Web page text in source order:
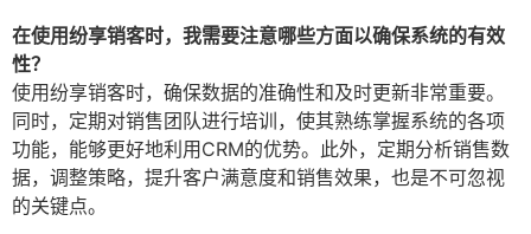
在使用纷享销客时，我需要注意哪些方面以确保系统的有效
性？
使用纷享销客时，确保数据的准确性和及时更新非常重要。
同时，定期对销售团队进行培训，使其熟练掌握系统的各项
功能，能够更好地利用CRM的优势。此外，定期分析销售数
据，调整策略，提升客户满意度和销售效果，也是不可忽视
的关键点。